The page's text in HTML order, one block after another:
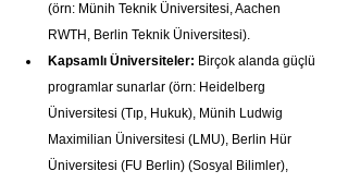
(örn: Münih Teknik Üniversitesi, Aachen
RWTH, Berlin Teknik Üniversitesi).
Kapsamlı Üniversiteler: Birçok alanda güçlü
programlar sunarlar (örn: Heidelberg
Üniversitesi (Tıp, Hukuk), Münih Ludwig
Maximilian Üniversitesi (LMU), Berlin Hür
Üniversitesi (FU Berlin) (Sosyal Bilimler),